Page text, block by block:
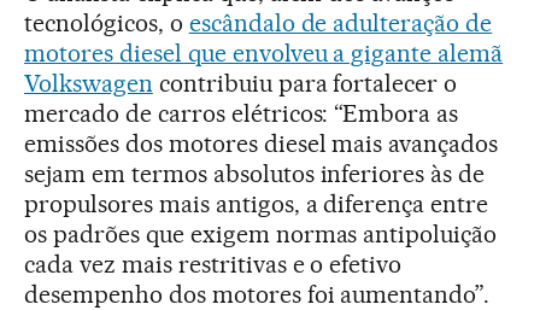
tecnológicos, o escândalo de adulteração de
motores diesel que envolveu a gigante alemã
Volkswagen contribuiu para fortalecer o
mercado de carros elétricos: “Embora as
emissões dos motores diesel mais avançados
sejam em termos absolutos inferiores às de
propulsores mais antigos, a diferença entre
os padrões que exigem normas antipoluição
cada vez mais restritivas e o efetivo
desempenho dos motores foi aumentando”.